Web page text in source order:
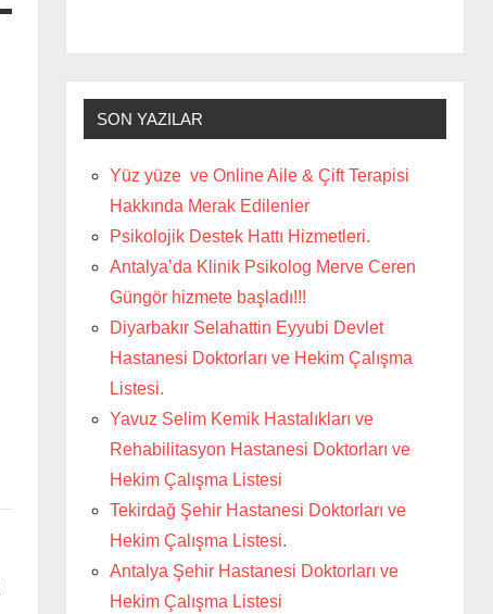
SON YAZILAR
Yüz yüze ve Online Aile & Çift Terapisi
Hakkında Merak Edilenler
Psikolojik Destek Hattı Hizmetleri.
Antalya’da Klinik Psikolog Merve Ceren
Güngör hizmete başladı!!!
Diyarbakır Selahattin Eyyubi Devlet
Hastanesi Doktorları ve Hekim Çalışma
Listesi.
Yavuz Selim Kemik Hastalıkları ve
Rehabilitasyon Hastanesi Doktorları ve
Hekim Çalışma Listesi
Tekirdağ Şehir Hastanesi Doktorları ve
Hekim Çalışma Listesi.
Antalya Şehir Hastanesi Doktorları ve
Hekim Çalışma Listesi